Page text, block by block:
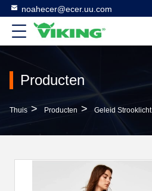
noahecer@ecer.uu.com
Producten
Thuis > Producten > Geleid Strooklicht